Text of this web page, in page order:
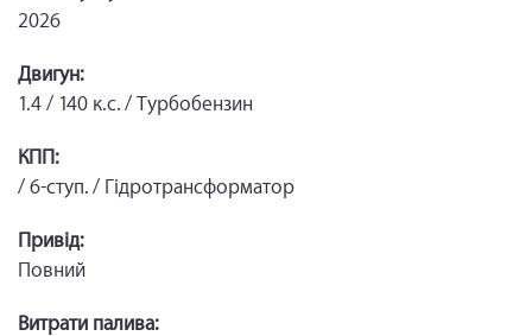
2026
Двигун:
1.4 / 140 к.с. / Турбобензин
КПП:
/ 6-ступ. / Гідротрансформатор
Привід:
Повний
Витрати палива: